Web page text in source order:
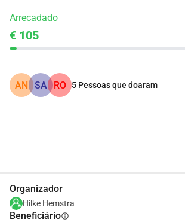
Arrecadado
€ 105
AN SA RO 5 Pessoas que doaram
Organizador
Hilke Hemstra
Beneficiárioinfo